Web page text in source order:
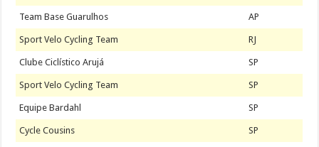
Team Base Guarulhos AP
Sport Velo Cycling Team RJ
Clube Ciclístico Arujá SP
Sport Velo Cycling Team SP
Equipe Bardahl SP
Cycle Cousins SP